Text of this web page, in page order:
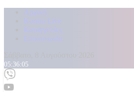
Αρχική
Kontra Live
Καταγγελίες
Επικοινωνία
05:36:07